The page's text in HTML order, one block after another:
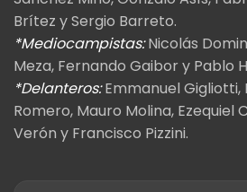
Brítez y Sergio Barreto.
*Mediocampistas:Nicolás
Meza, Fernando Gaibor y Pablo
*Delanteros:Emmanuel Gigliotti,
Romero, Mauro Molina, Ezequiel
Verón y Francisco Pizzini.